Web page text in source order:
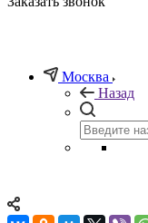
Москва
Назад